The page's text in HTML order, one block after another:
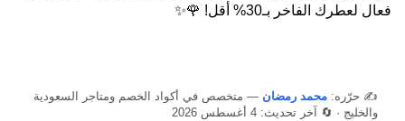
فعال لعطرك الفاخر بـ30% أقل! 🌹✨
✍️ حرّره: محمد رمضان — متخصص في أكواد الخصم ومتاجر السعودية
والخليج · 🔄 آخر تحديث: 4 أغسطس 2026